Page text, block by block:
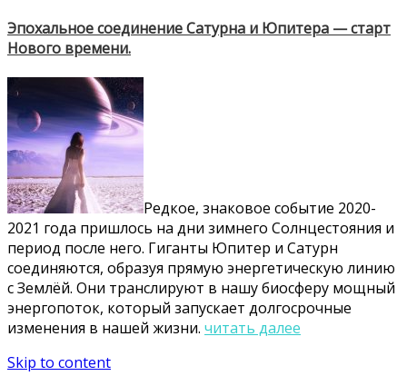
Эпохальное соединение Сатурна и Юпитера — старт
Нового времени.
Редкое, знаковое событие 2020-
2021 года пришлось на дни зимнего Солнцестояния и
период после него. Гиганты Юпитер и Сатурн
соединяются, образуя прямую энергетическую линию
с Землёй. Они транслируют в нашу биосферу мощный
энергопоток, который запускает долгосрочные
изменения в нашей жизни. читать далее
Skip to content